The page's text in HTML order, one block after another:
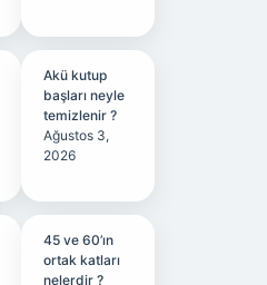
Akü kutup
başları neyle
temizlenir ?
Ağustos 3,
2026
45 ve 60’ın
ortak katları
nelerdir ?